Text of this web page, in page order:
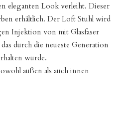
eleganten Look verleiht. Dieser
erhältlich. Der Loft Stuhl wird
Injektion von mit Glasfaser
durch die neueste Generation
wurde.
außen als auch innen